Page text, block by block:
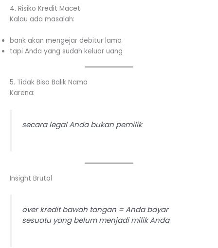
4. Risiko Kredit Macet
Kalau ada masalah:
bank akan mengejar debitur lama
tapi Anda yang sudah keluar uang
5. Tidak Bisa Balik Nama
Karena:
secara legal Anda bukan pemilik
Insight Brutal
over kredit bawah tangan = Anda bayar
sesuatu yang belum menjadi milik Anda